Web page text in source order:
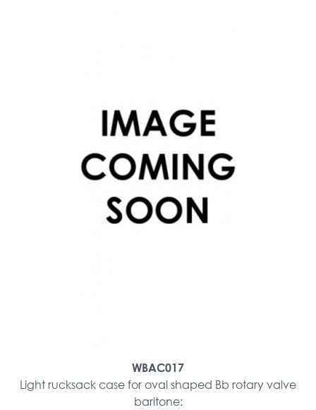
WBAC017
Light rucksack case for oval shaped Bb rotary valve
baritone: